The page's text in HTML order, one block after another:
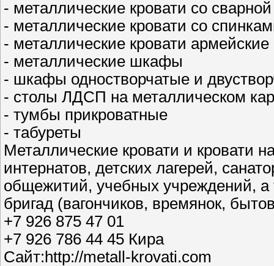
- металлические кровати со сварной
- металлические кровати со
- металлические кровати армейские
- металлические шкафы
- шкафы одностворчатые и
- столы ЛДСП на металлическом
- тумбы прикроватные
- табуреты
Металлические кровати и кровати
интернатов, детских лагерей,
общежитий, учебных учреждений, а
бригад (вагончиков, времянок,
+7 926 875 47 01
+7 926 786 44 45 Кира
Сайт:http://metall-krovati.com